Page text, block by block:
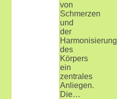
von
Schmerzen
und
der
Harmonisierung
des
Körpers
ein
zentrales
Anliegen.
Die…